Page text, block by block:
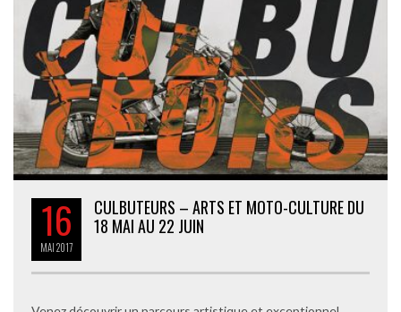
16
MAI2017
CULBUTEURS – ARTS ET MOTO-CULTURE DU
18 MAI AU 22 JUIN